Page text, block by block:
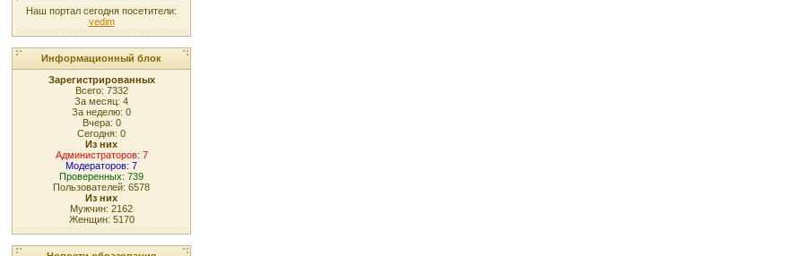
Наш портал сегодня посетители:
vedim
Информационный блок
Зарегистрированных
Всего: 7332
За месяц: 4
За неделю: 0
Вчера: 0
Сегодня: 0
Из них
Администраторов: 7
Модераторов: 7
Проверенных: 739
Пользователей: 6578
Из них
Мужчин: 2162
Женщин: 5170